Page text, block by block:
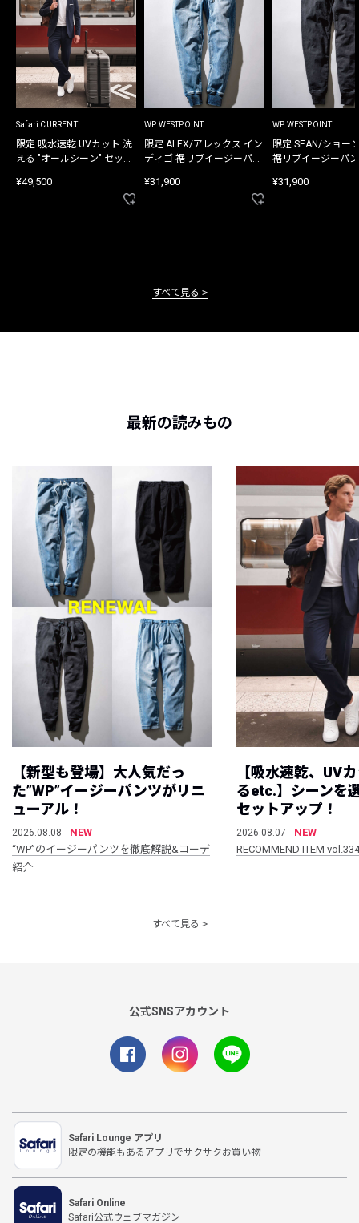
Safari CURRENT
限定 吸水速乾 UVカット 洗
える "オールシーン" セット
¥49,500
WP WESTPOINT
限定 ALEX/アレックス イン
ディゴ 裾リブイージーパン
¥31,900
WP WESTPOINT
限定 SEAN/ショー
裾リブイージーパ
¥31,900
すべて見る
最新の読みもの
【新型も登場】大人気だっ
た”WP”イージーパンツがリニ
ューアル！
2026.08.08
NEW
“WP”のイージーパンツを徹底解説&コーデ
紹介
【吸水速乾、UV
るetc.】シーンを
セットアップ！
2026.08.07
NEW
RECOMMEND ITEM vol.334
すべて見る
公式SNSアカウント
Safari Lounge アプリ
限定の機能もあるアプリでサクサクお買い物
Safari Online
Safari公式ウェブマガジン